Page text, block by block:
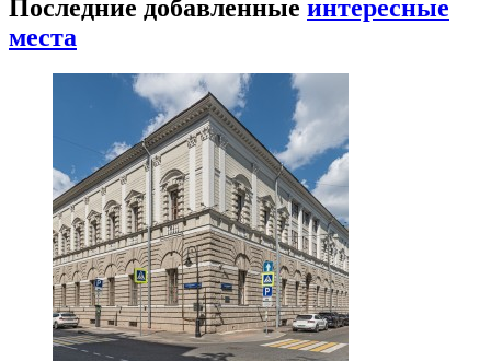
Последние добавленные интересные
места